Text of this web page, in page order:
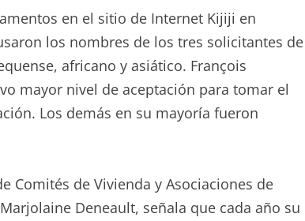
en el sitio de Internet Kijiji en
los nombres de los tres solicitantes de
africano y asiático. François
mayor nivel de aceptación para tomar el
Los demás en su mayoría fueron
Comités de Vivienda y Asociaciones de
Deneault, señala que cada año su